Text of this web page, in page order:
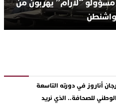
“لارام” يهربون من
في دورته التاسعة
للصحافة.. الذي نريد